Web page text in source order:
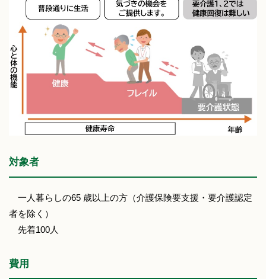
対象者
一人暮らしの65 歳以上の方（介護保険要支援・要介護認定
者を除く）
先着100人
費用